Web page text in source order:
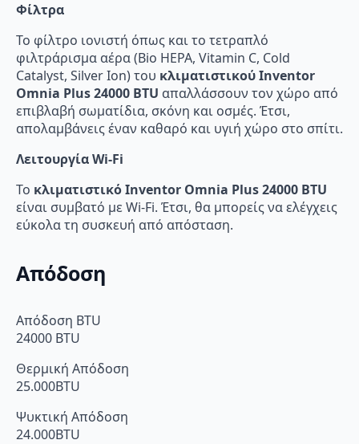
Φίλτρα
Το φίλτρο ιονιστή όπως και το τετραπλό
φιλτράρισμα αέρα (Bio HEPA, Vitamin C, Cold
Catalyst, Silver Ion) του κλιματιστικού Inventor
Omnia Plus 24000 BTU απαλλάσσουν τον χώρο από
επιβλαβή σωματίδια, σκόνη και οσμές. Έτσι,
απολαμβάνεις έναν καθαρό και υγιή χώρο στο σπίτι.
Λειτουργία Wi-Fi
Το κλιματιστικό Inventor Omnia Plus 24000 BTU
είναι συμβατό με Wi-Fi. Έτσι, θα μπορείς να ελέγχεις
εύκολα τη συσκευή από απόσταση.
Απόδοση
Απόδοση BTU
24000 BTU
Θερμική Απόδοση
25.000BTU
Ψυκτική Απόδοση
24.000BTU